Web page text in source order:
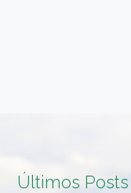
Últimos Posts